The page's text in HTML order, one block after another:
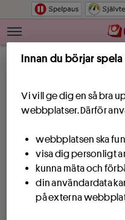
Innan du börjar spela
Vi vill ge dig en så bra
webbplatser. Därför
webbplatsen ska
visa dig personligt
kunna mäta och
din användardata
på externa